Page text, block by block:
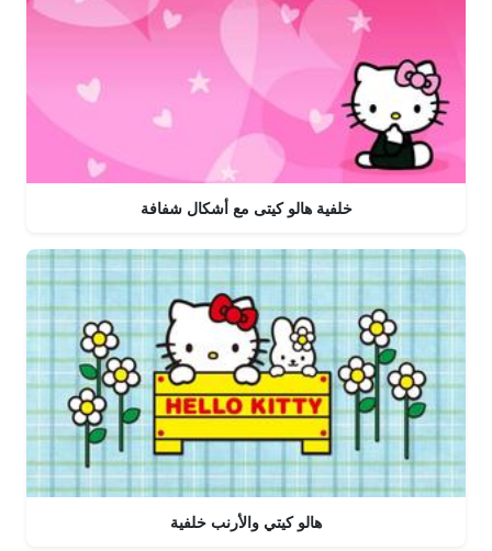
خلفية هالو كيتى مع أشكال شفافة
هالو كيتي والأرنب خلفية